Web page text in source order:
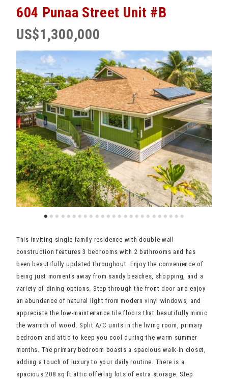
604 Punaa Street Unit #B
US$1,300,000
This inviting single-family residence with double-wall
construction features 3 bedrooms with 2 bathrooms and has
been beautifully updated throughout. Enjoy the convenience of
being just moments away from sandy beaches, shopping, and a
variety of dining options. Step through the front door and enjoy
an abundance of natural light from modern vinyl windows, and
appreciate the low-maintenance tile floors that beautifully mimic
the warmth of wood. Split A/C units in the living room, primary
bedroom and attic to keep you cool during the warm summer
months. The primary bedroom boasts a spacious walk-in closet,
adding a touch of luxury to your daily routine. There is a
spacious 208 sq ft attic offering lots of extra storage. Step